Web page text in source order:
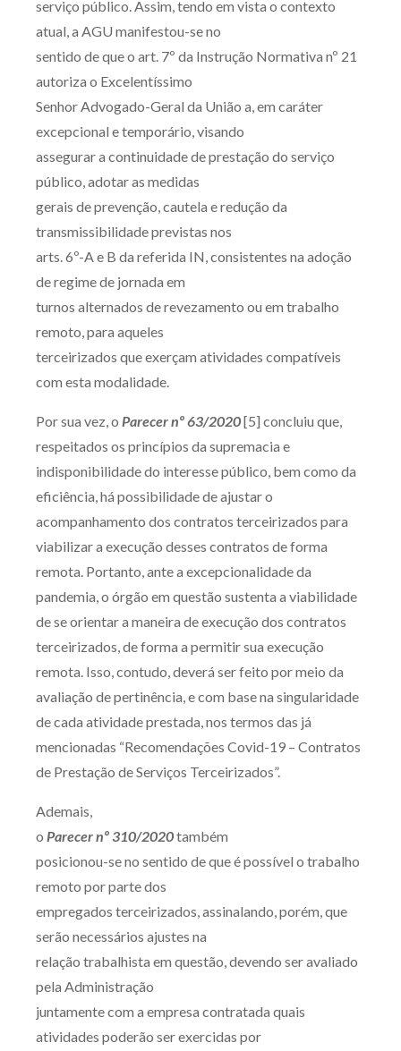
serviço público. Assim, tendo em vista o contexto
atual, a AGU manifestou-se no
sentido de que o art. 7º da Instrução Normativa nº 21
autoriza o Excelentíssimo
Senhor Advogado-Geral da União a, em caráter
excepcional e temporário, visando
assegurar a continuidade de prestação do serviço
público, adotar as medidas
gerais de prevenção, cautela e redução da
transmissibilidade previstas nos
arts. 6º-A e B da referida IN, consistentes na adoção
de regime de jornada em
turnos alternados de revezamento ou em trabalho
remoto, para aqueles
terceirizados que exerçam atividades compatíveis
com esta modalidade.
Por sua vez, o Parecer nº 63/2020[5] concluiu que,
respeitados os princípios da supremacia e
indisponibilidade do interesse público, bem como da
eficiência, há possibilidade de ajustar o
acompanhamento dos contratos terceirizados para
viabilizar a execução desses contratos de forma
remota. Portanto, ante a excepcionalidade da
pandemia, o órgão em questão sustenta a viabilidade
de se orientar a maneira de execução dos contratos
terceirizados, de forma a permitir sua execução
remota. Isso, contudo, deverá ser feito por meio da
avaliação de pertinência, e com base na singularidade
de cada atividade prestada, nos termos das já
mencionadas “Recomendações Covid-19 – Contratos
de Prestação de Serviços Terceirizados”.
Ademais,
o Parecer nº 310/2020também
posicionou-se no sentido de que é possível o trabalho
remoto por parte dos
empregados terceirizados, assinalando, porém, que
serão necessários ajustes na
relação trabalhista em questão, devendo ser avaliado
pela Administração
juntamente com a empresa contratada quais
atividades poderão ser exercidas por